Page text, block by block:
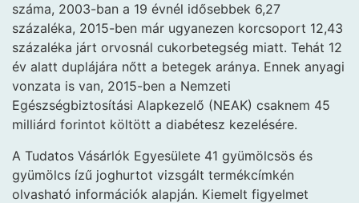
száma, 2003-ban a 19 évnél idősebbek 6,27
százaléka, 2015-ben már ugyanezen korcsoport 12,43
százaléka járt orvosnál cukorbetegség miatt. Tehát 12
év alatt duplájára nőtt a betegek aránya. Ennek anyagi
vonzata is van, 2015-ben a Nemzeti
Egészségbiztosítási Alapkezelő (NEAK) csaknem 45
milliárd forintot költött a diabétesz kezelésére.
A Tudatos Vásárlók Egyesülete 41 gyümölcsös és
gyümölcs ízű joghurtot vizsgált termékcímkén
olvasható információk alapján. Kiemelt figyelmet